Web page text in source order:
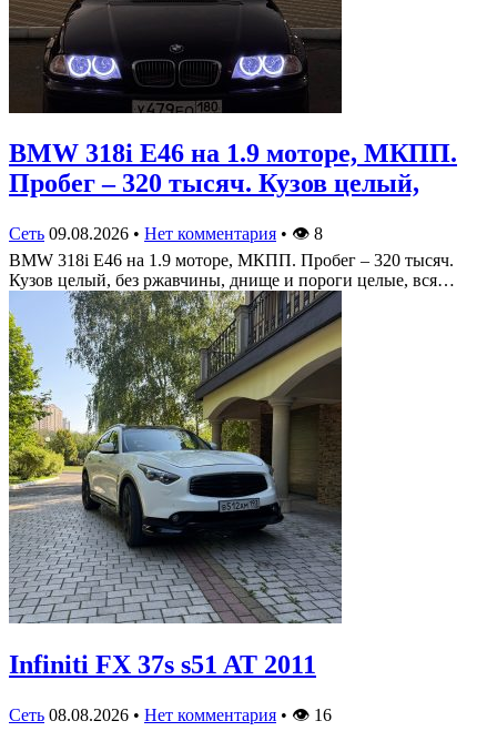
BMW 318i E46 на 1.9 моторе, МКПП.
Пробег – 320 тысяч. Кузов целый,
Сеть 09.08.2026 • Нет комментария • 👁 8
BMW 318i E46 на 1.9 моторе, МКПП. Пробег – 320 тысяч.
Кузов целый, без ржавчины, днище и пороги целые, вся…
Infiniti FX 37s s51 AT 2011
Сеть 08.08.2026 • Нет комментария • 👁 16